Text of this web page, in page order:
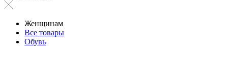
Женщинам
Все товары
Обувь